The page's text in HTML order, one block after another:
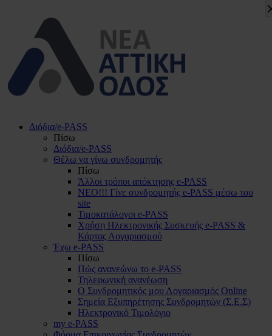
Διόδια/e-PASS
Πίσω
Διόδια/e-PASS
Θέλω να γίνω συνδρομητής
Πίσω
Άλλοι τρόποι απόκτησης e-PASS
ΝΕΟ!!! Γίνε συνδρομητής e-PASS μέσω του
site
Τιμοκατάλογοι e-PASS
Χρήση Ηλεκτρονικής Συσκευής e-PASS &
Κάρτας Λογαριασμού
Έχω e-PASS
Πίσω
Πώς ανανεώνω το e-PASS
Τηλεφωνική ανανέωση
Ο Συνδρομητικός μου Λογαριασμός Online
Σημεία Εξυπηρέτησης Συνδρομητών (Σ.Ε.Σ)
Ηλεκτρονικό Τιμολόγιο
my e-PASS